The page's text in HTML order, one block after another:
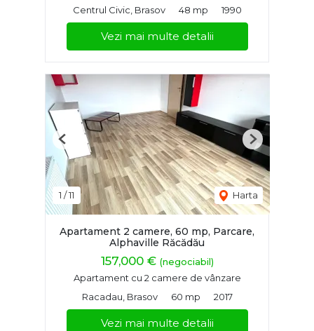
Centrul Civic, Brasov
48 mp 1990
Vezi mai multe detalii
1 /11 Harta
Previous Next
Apartament 2 camere, 60 mp, Parcare,
Alphaville Răcădău
157,000 € (negociabil)
Apartament cu 2 camere de vânzare
Racadau, Brasov
60 mp 2017
Vezi mai multe detalii